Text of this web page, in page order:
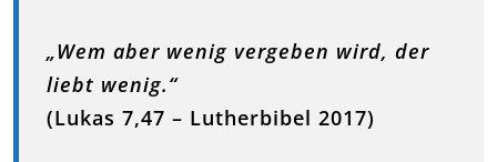
„Wem aber wenig vergeben wird, der
liebt wenig.“
(Lukas 7,47 – Lutherbibel 2017)